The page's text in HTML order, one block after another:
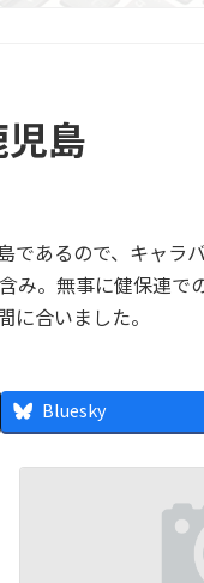
島
であるので、キャラ
み。無事に健保連で
合いました。
Bluesky